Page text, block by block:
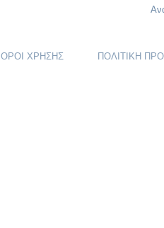
ΟΡΟΙ ΧΡΗΣΗΣ ΠΟΛΙΤΙΚΗ